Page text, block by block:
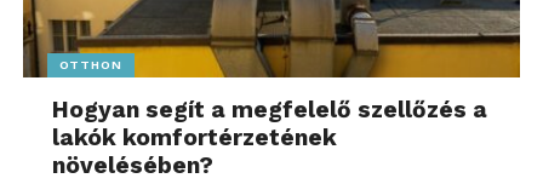
OTTHON
Hogyan segít a megfelelő szellőzés a
lakók komfortérzetének
növelésében?